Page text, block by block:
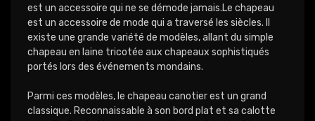
est un accessoire qui ne se démode jamais.Le chapeau
est un accessoire de mode qui a traversé les siècles. Il
existe une grande variété de modèles, allant du simple
chapeau en laine tricotée aux chapeaux sophistiqués
portés lors des événements mondains.
Parmi ces modèles, le chapeau canotier est un grand
classique. Reconnaissable à son bord plat et sa calotte